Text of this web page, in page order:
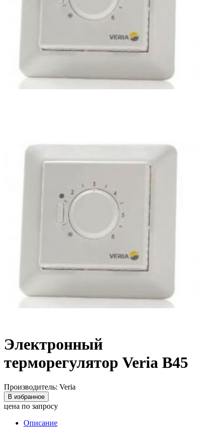
Электронный
терморегулятор Veria В45
Производитель: Veria
В избранное
цена по запросу
Описание